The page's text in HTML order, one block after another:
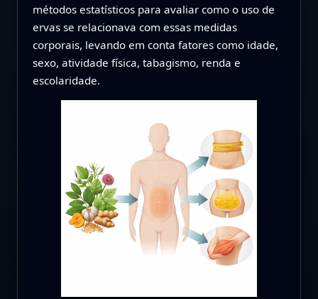
métodos estatísticos para avaliar como o uso de
ervas se relacionava com essas medidas
corporais, levando em conta fatores como idade,
sexo, atividade física, tabagismo, renda e
escolaridade.